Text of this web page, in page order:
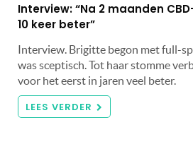
Interview: “Na 2 maanden
10 keer beter”
Interview. Brigitte begon met full-
was sceptisch. Tot haar stomme
voor het eerst in jaren veel beter.
LEES VERDER